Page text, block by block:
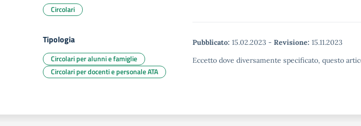
Pubblicato: 15.02.2023 - Revisione: 15.11.2023
Eccetto dove diversamente specificato, questo
Circolari
Tipologia
Circolari per alunni e famiglie
Circolari per docenti e personale ATA